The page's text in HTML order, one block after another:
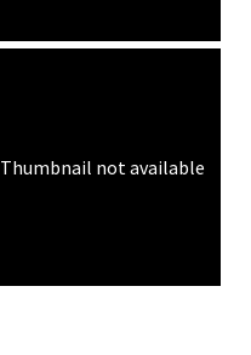
Thumbnail not available